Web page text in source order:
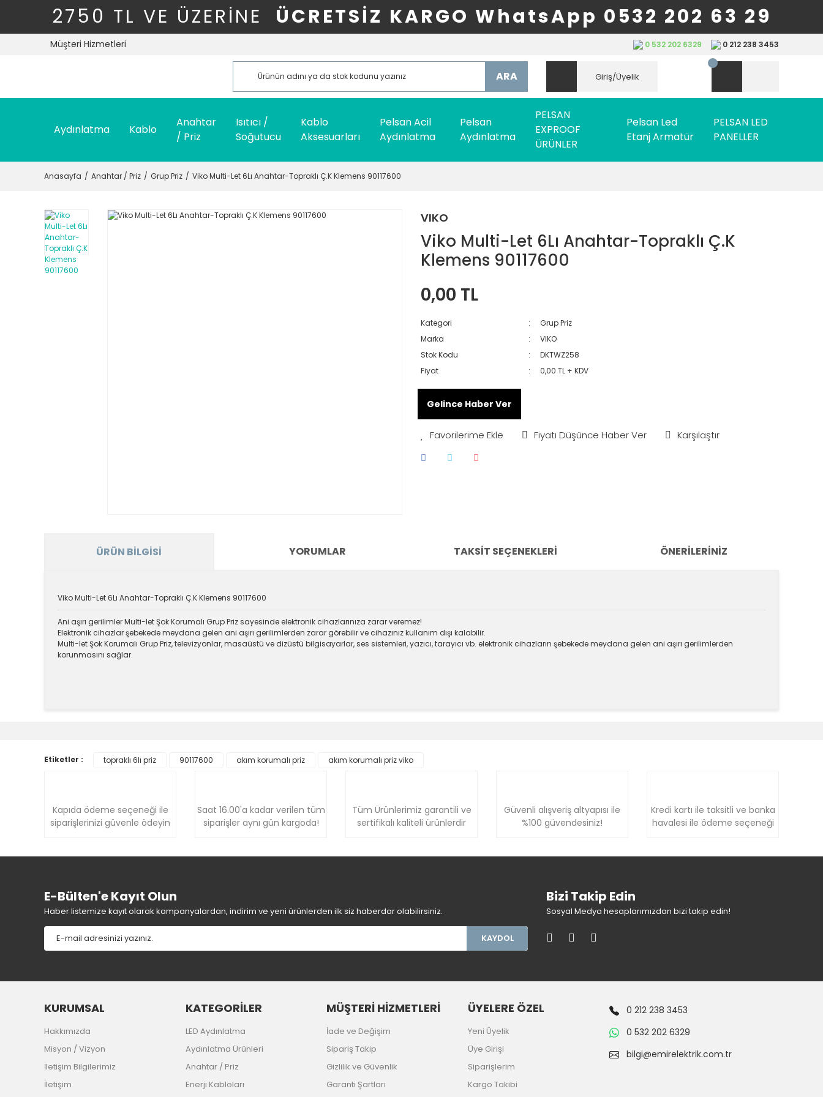
2750 TL VE ÜZERİNE ÜCRETSİZ KARGO WhatsApp 0532 202 63 29
Müşteri Hizmetleri 0 532 202 6329 0 212 238 3453
ARA Giriş/Üyelik
Aydınlatma Kablo
Anahtar
/ Priz
Isıtıcı /
Soğutucu
Kablo
Aksesuarları
Pelsan Acil
Aydınlatma
Pelsan
Aydınlatma
PELSAN
EXPROOF
ÜRÜNLER
Pelsan Led
Etanj Armatür
PELSAN LED
PANELLER
Anasayfa Anahtar / Priz Grup Priz Viko Multi-Let 6Lı Anahtar-Topraklı Ç.K Klemens 90117600
VIKO
Viko Multi-Let 6Lı Anahtar-Topraklı Ç.K
Klemens 90117600
0,00 TL
Kategori
Grup Priz
Marka
VIKO
Stok Kodu
DKTWZ258
Fiyat
0,00 TL + KDV
Gelince Haber Ver
Fiyatı Düşünce Haber Ver Karşılaştır
ÜRÜN BILGISI YORUMLAR TAKSIT SEÇENEKLERI ÖNERILERINIZ
Viko Multi-Let 6Lı Anahtar-Topraklı Ç.K Klemens 90117600
Ani aşırı gerilimler Multi-let Şok Korumalı Grup Priz sayesinde elektronik cihazlarınıza zarar veremez!
Elektronik cihazlar şebekede meydana gelen ani aşırı gerilimlerden zarar görebilir ve cihazınız kullanım dışı kalabilir.
Multi-let Şok Korumalı Grup Priz, televizyonlar, masaüstü ve dizüstü bilgisayarlar, ses sistemleri, yazıcı, tarayıcı vb. elektronik cihazların şebekede meydana gelen ani aşırı gerilimlerden
korunmasını sağlar.
Yorum Yaz
Ürün fiyatı diğer sitelerden daha pahalı.
Bu ürüne benzer farklı alternatifler olmalı.
Etiketler : topraklı 6lı priz 90117600 akım korumalı priz akım korumalı priz viko
Kapıda ödeme seçeneği ile
siparişlerinizi güvenle ödeyin
Saat 16.00'a kadar verilen tüm
siparişler aynı gün kargoda!
Tüm Ürünlerimiz garantili ve
sertifikalı kaliteli ürünlerdir
Güvenli alışveriş altyapısı ile
%100 güvendesiniz!
Kredi kartı ile taksitli ve banka
havalesi ile ödeme seçeneği
E-Bülten'e Kayıt Olun
Haber listemize kayıt olarak kampanyalardan, indirim ve yeni ürünlerden ilk siz haberdar olabilirsiniz.
KAYDOL
Bizi Takip Edin
Sosyal Medya hesaplarımızdan bizi takip edin!
KURUMSAL
Hakkımızda
Misyon / Vizyon
İletişim Bilgilerimiz
İletişim
KATEGORİLER
LED Aydınlatma
Aydınlatma Ürünleri
Anahtar / Priz
Enerji Kabloları
MÜŞTERİ HİZMETLERİ
İade ve Değişim
Sipariş Takip
Gizlilik ve Güvenlik
Garanti Şartları
ÜYELERE ÖZEL
Yeni Üyelik
Üye Girişi
Siparişlerim
Kargo Takibi
0 212 238 3453
0 532 202 6329
bilgi@emirelektrik.com.tr